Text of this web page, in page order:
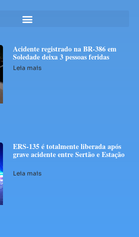
Acidente registrado na BR-386 em
Soledade deixa 3 pessoas feridas
Leia mais
ERS-135 é totalmente liberada após
grave acidente entre Sertão e Estação
Leia mais